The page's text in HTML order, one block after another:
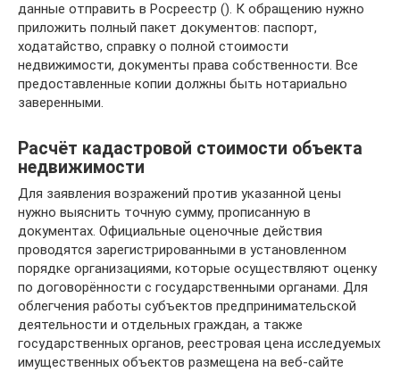
данные отправить в Росреестр (). К обращению нужно
приложить полный пакет документов: паспорт,
ходатайство, справку о полной стоимости
недвижимости, документы права собственности. Все
предоставленные копии должны быть нотариально
заверенными.
Расчёт кадастровой стоимости объекта
недвижимости
Для заявления возражений против указанной цены
нужно выяснить точную сумму, прописанную в
документах. Официальные оценочные действия
проводятся зарегистрированными в установленном
порядке организациями, которые осуществляют оценку
по договорённости с государственными органами. Для
облегчения работы субъектов предпринимательской
деятельности и отдельных граждан, а также
государственных органов, реестровая цена исследуемых
имущественных объектов размещена на веб-сайте